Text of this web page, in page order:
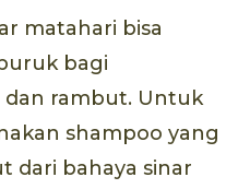
matahari bisa
bagi
dan rambut. Untuk
shampoo yang
dari bahaya sinar